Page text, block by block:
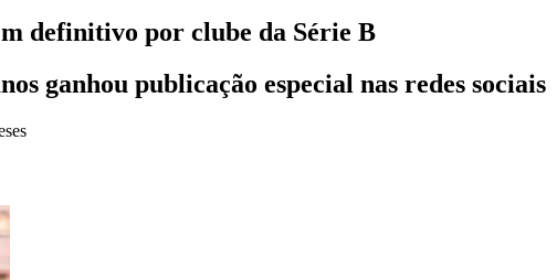
definitivo por clube da Série B
ganhou publicação especial nas redes sociais